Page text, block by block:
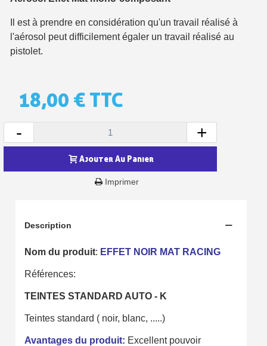
Inscription à la newsletter : 5€ de réduction
Livraison sous 24 h en France Métropolitaine
Paiement en 4x sans frais dès 30€ d'achats
Votre devis en ligne en moins d'1 minute
Partagez vos créations et obtenez des bons d'achat
Gagnez des points de fidélité à chaque commande
Livraison sous 24 h en France Métropolitaine
Retour produits sous 14 jours
Il est à prendre en considération qu'un travail réalisé à
l'aérosol peut difficilement égaler un travail réalisé au
pistolet.
18,00 € TTC
- +
Ajouter Au Panier
Imprimer
Description
Nom du produit: EFFET NOIR MAT RACING
Références:
TEINTES STANDARD AUTO - K
Teintes standard ( noir, blanc, .....)
Avantages du produit: Excellent pouvoir